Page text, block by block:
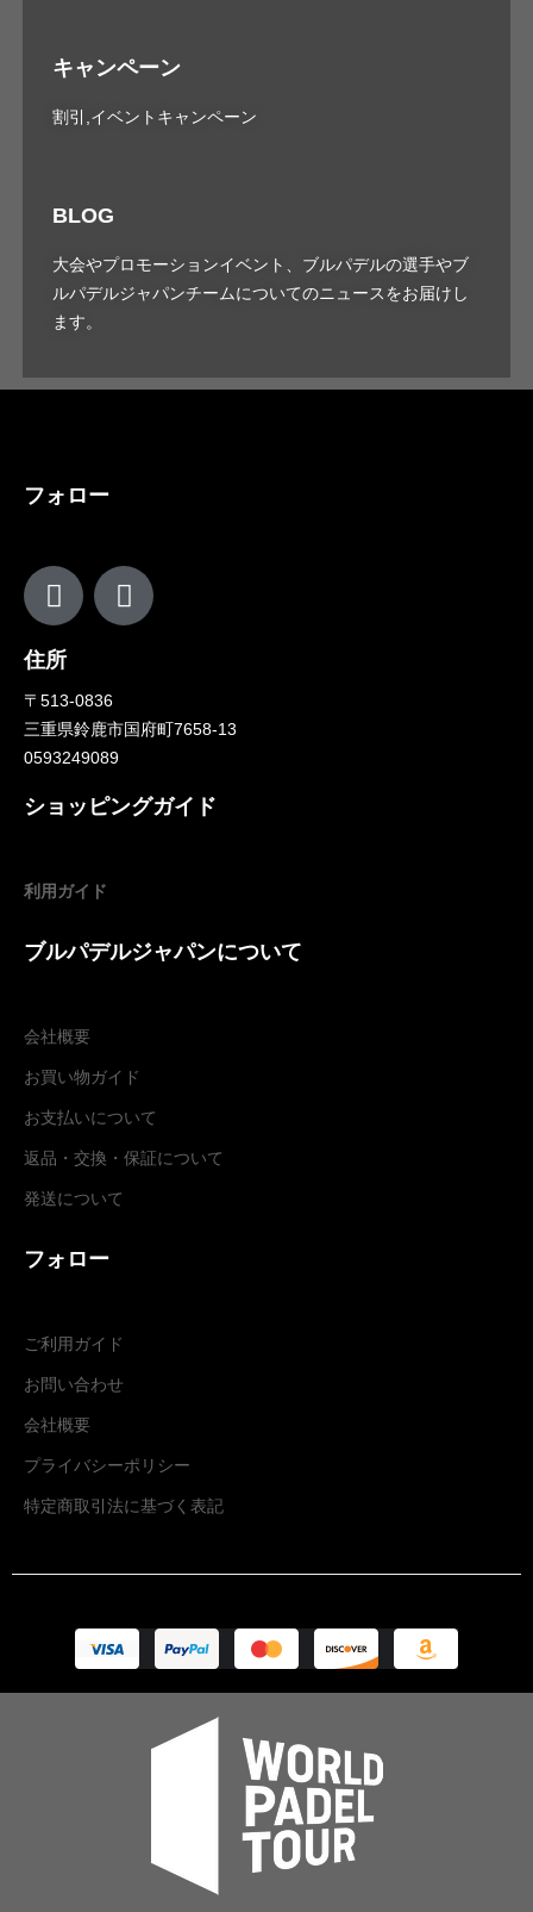
キャンペーン
割引,イベントキャンペーン
BLOG
大会やプロモーションイベント、ブルパデルの選手やブ
ルパデルジャパンチームについてのニュースをお届けし
ます。
フォロー
住所
〒513-0836
三重県鈴鹿市国府町7658-13
0593249089
ショッピングガイド
利用ガイド
ブルパデルジャパンについて
会社概要
お買い物ガイド
お支払いについて
返品・交換 ・ 保証について
発送について
フォロー
ご利用ガイド
お問い合わせ
会社概要
プライバシーポリシー
特定商取引法に基づく表記